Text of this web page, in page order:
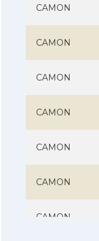
CAMON
CAMON
CAMON
CAMON
CAMON
CAMON
CAMON